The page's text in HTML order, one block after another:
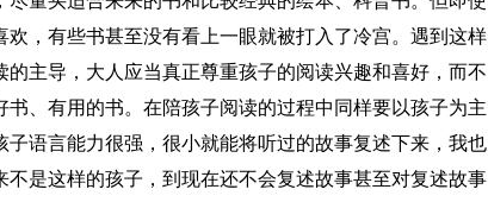
，有些书甚至没有看上一眼就被打入了冷宫。遇到这样
主导，大人应当真正尊重孩子的阅读兴趣和喜好，而不
、有用的书。在陪孩子阅读的过程中同样要以孩子为主
语言能力很强，很小就能将听过的故事复述下来，我也
是这样的孩子，到现在还不会复述故事甚至对复述故事